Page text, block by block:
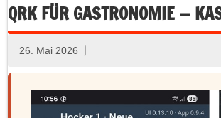
QRK FÜR GASTRONOMIE —
26. Mai 2026